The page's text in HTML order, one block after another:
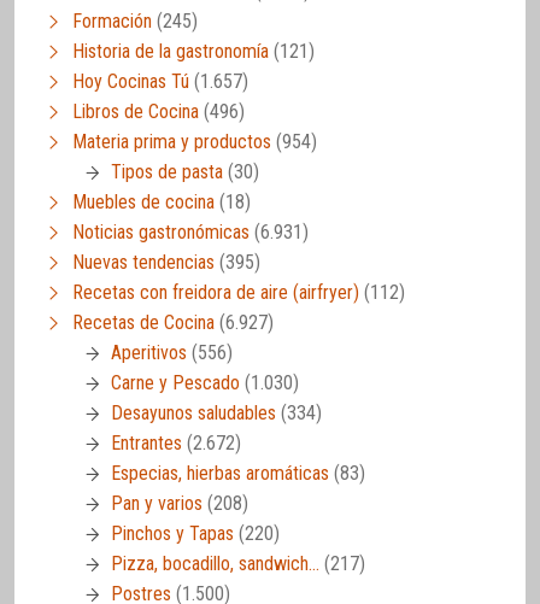
Formación (245)
Historia de la gastronomía (121)
Hoy Cocinas Tú (1.657)
Libros de Cocina (496)
Materia prima y productos (954)
Tipos de pasta (30)
Muebles de cocina (18)
Noticias gastronómicas (6.931)
Nuevas tendencias (395)
Recetas con freidora de aire (airfryer) (112)
Recetas de Cocina (6.927)
Aperitivos (556)
Carne y Pescado (1.030)
Desayunos saludables (334)
Entrantes (2.672)
Especias, hierbas aromáticas (83)
Pan y varios (208)
Pinchos y Tapas (220)
Pizza, bocadillo, sandwich… (217)
Postres (1.500)